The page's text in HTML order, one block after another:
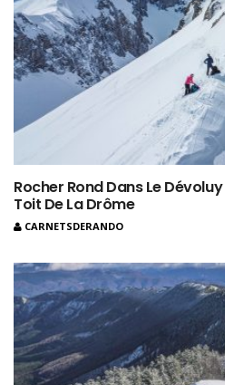
Rocher Rond Dans Le Dévoluy
Toit De La Drôme
CARNETSDERANDO